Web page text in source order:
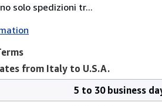
solo spedizioni tr...
from Italy to U.S.A.
5 to 30 business